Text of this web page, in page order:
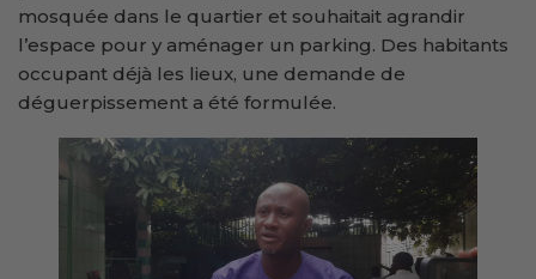
mosquée dans le quartier et souhaitait agrandir
l’espace pour y aménager un parking. Des habitants
occupant déjà les lieux, une demande de
déguerpissement a été formulée.